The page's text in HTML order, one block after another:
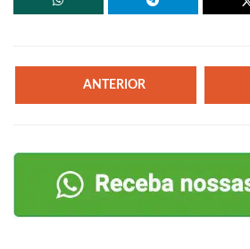
ANTERIOR